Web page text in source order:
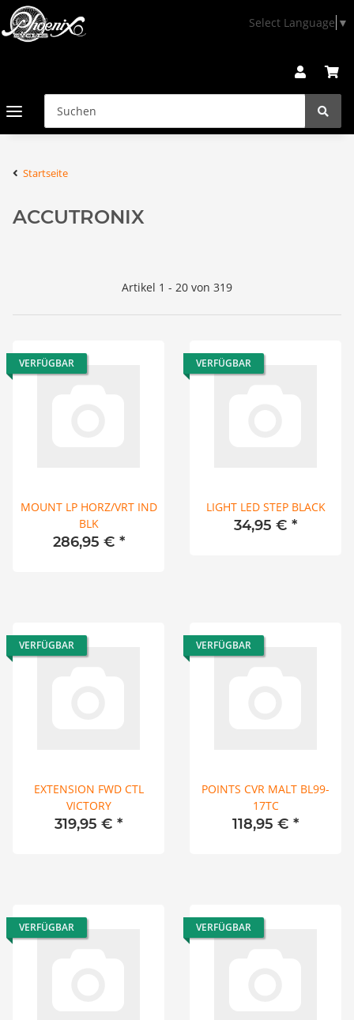
Select Language ▼
Startseite
ACCUTRONIX
Artikel 1 - 20 von 319
VERFÜGBAR
MOUNT LP HORZ/VRT IND
BLK
286,95 € *
VERFÜGBAR
LIGHT LED STEP BLACK
34,95 € *
VERFÜGBAR
EXTENSION FWD CTL
VICTORY
319,95 € *
VERFÜGBAR
POINTS CVR MALT BL99-
17TC
118,95 € *
VERFÜGBAR VERFÜGBAR